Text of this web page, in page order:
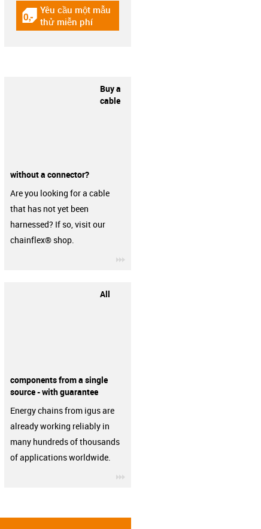
igus-icon-gratismuster
Yêu cầu một mẫu
thử miễn phí
Buy a
cable
without a connector?
Are you looking for a cable
that has not yet been
harnessed? If so, visit our
chainflex® shop.
All
components from a single
source - with guarantee
Energy chains from igus are
already working reliably in
many hundreds of thousands
of applications worldwide.